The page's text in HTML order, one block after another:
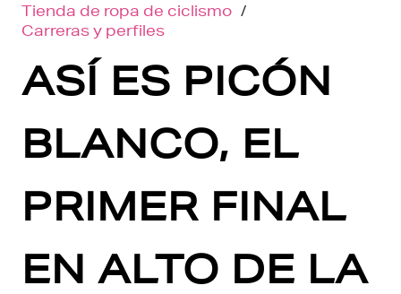
Tienda de ropa de ciclismo /
Carreras y perfiles
ASÍ ES PICÓN
BLANCO, EL
PRIMER FINAL
EN ALTO DE LA